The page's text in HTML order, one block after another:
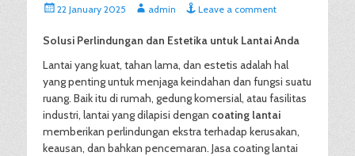
Posted22 January 2025 Authoradmin Leave a comment
Solusi Perlindungan dan Estetika untuk Lantai Anda
Lantai yang kuat, tahan lama, dan estetis adalah hal
yang penting untuk menjaga keindahan dan fungsi suatu
ruang. Baik itu di rumah, gedung komersial, atau fasilitas
industri, lantai yang dilapisi dengan coating lantai
memberikan perlindungan ekstra terhadap kerusakan,
keausan, dan bahkan pencemaran. Jasa coating lantai